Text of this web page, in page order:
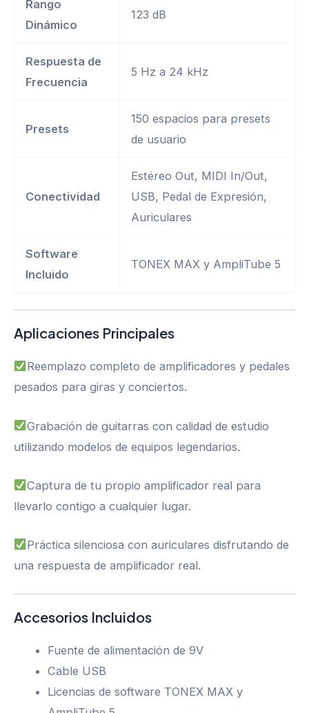
Rango
Dinámico
123 dB
Respuesta de
Frecuencia
5 Hz a 24 kHz
Presets
150 espacios para presets
de usuario
Conectividad
Estéreo Out, MIDI In/Out,
USB, Pedal de Expresión,
Auriculares
Software
Incluido
TONEX MAX y AmpliTube 5
Aplicaciones Principales
Reemplazo completo de amplificadores y pedales
pesados para giras y conciertos.
Grabación de guitarras con calidad de estudio
utilizando modelos de equipos legendarios.
Captura de tu propio amplificador real para
llevarlo contigo a cualquier lugar.
Práctica silenciosa con auriculares disfrutando de
una respuesta de amplificador real.
Accesorios Incluidos
Fuente de alimentación de 9V
Cable USB
Licencias de software TONEX MAX y